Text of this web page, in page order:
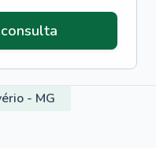
- MG